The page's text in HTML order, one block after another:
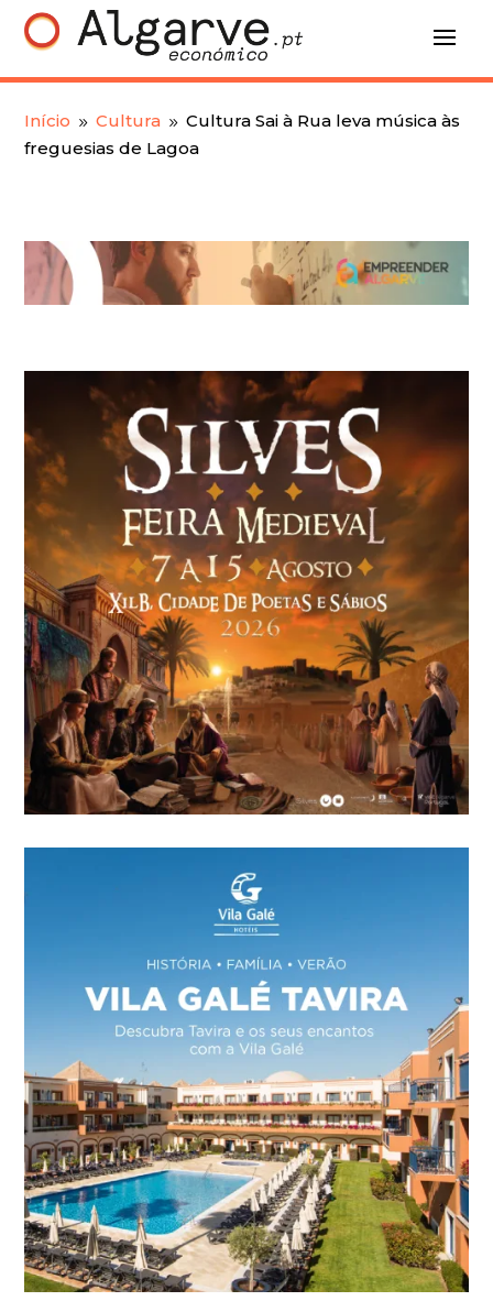
Início 9 Cultura 9 Cultura Sai à Rua leva música às
freguesias de Lagoa